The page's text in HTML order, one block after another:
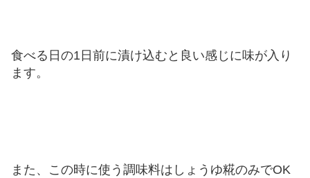
食べる日の1日前に漬け込むと良い感じに味が入り
ます。
また、この時に使う調味料はしょうゆ糀のみでOK